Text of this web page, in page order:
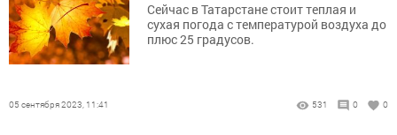
Сейчас в Татарстане стоит теплая и
сухая погода с температурой воздуха до
плюс 25 градусов.
05 сентября 2023, 11:41 531 0 0